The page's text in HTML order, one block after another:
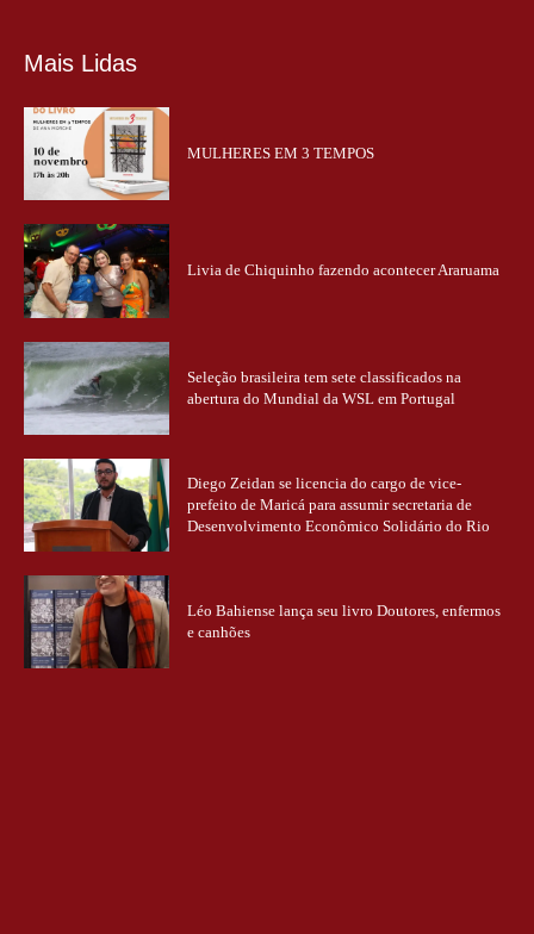
Mais Lidas
MULHERES EM 3 TEMPOS
Livia de Chiquinho fazendo acontecer Araruama
Seleção brasileira tem sete classificados na
abertura do Mundial da WSL em Portugal
Diego Zeidan se licencia do cargo de vice-
prefeito de Maricá para assumir secretaria de
Desenvolvimento Econômico Solidário do Rio
Léo Bahiense lança seu livro Doutores, enfermos
e canhões